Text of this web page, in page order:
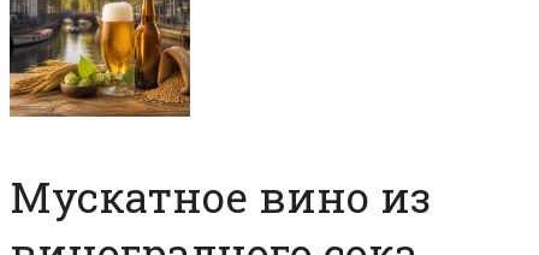
Мускатное вино из